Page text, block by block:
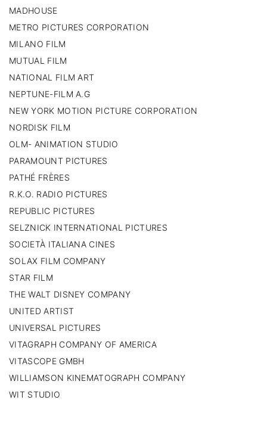
MADHOUSE
METRO PICTURES CORPORATION
MILANO FILM
MUTUAL FILM
NATIONAL FILM ART
NEPTUNE-FILM A.G
NEW YORK MOTION PICTURE CORPORATION
NORDISK FILM
OLM- ANIMATION STUDIO
PARAMOUNT PICTURES
PATHÉ FRÈRES
R.K.O. RADIO PICTURES
REPUBLIC PICTURES
SELZNICK INTERNATIONAL PICTURES
SOCIETÀ ITALIANA CINES
SOLAX FILM COMPANY
STAR FILM
THE WALT DISNEY COMPANY
UNITED ARTIST
UNIVERSAL PICTURES
VITAGRAPH COMPANY OF AMERICA
VITASCOPE GMBH
WILLIAMSON KINEMATOGRAPH COMPANY
WIT STUDIO